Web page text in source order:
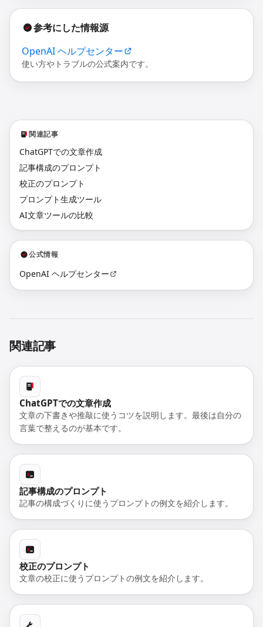
参考にした情報源
OpenAI ヘルプセンター
使い方やトラブルの公式案内です。
関連記事
ChatGPTでの文章作成
記事構成のプロンプト
校正のプロンプト
プロンプト生成ツール
AI文章ツールの比較
公式情報
OpenAI ヘルプセンター
関連記事
ChatGPTでの文章作成
文章の下書きや推敲に使うコツを説明します。最後は自分の
言葉で整えるのが基本です。
記事構成のプロンプト
記事の構成づくりに使うプロンプトの例文を紹介します。
校正のプロンプト
文章の校正に使うプロンプトの例文を紹介します。